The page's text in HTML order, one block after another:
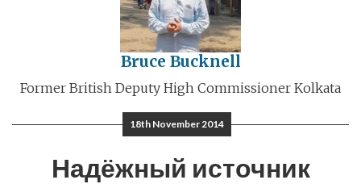
Bruce Bucknell
Former British Deputy High Commissioner Kolkata
18th November 2014
Надёжный источник